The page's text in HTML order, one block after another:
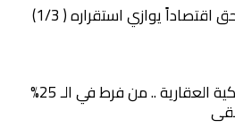
اقتصاداً يوازي استقراره ( 1/3)
قانون الملكية العقارية .. من فرط في الـ 25%